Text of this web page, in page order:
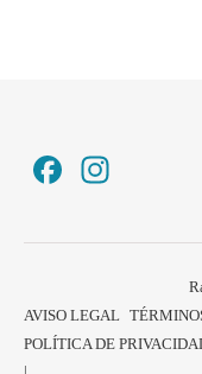
Facebook
AVISO LEGAL
POLÍTICA DE